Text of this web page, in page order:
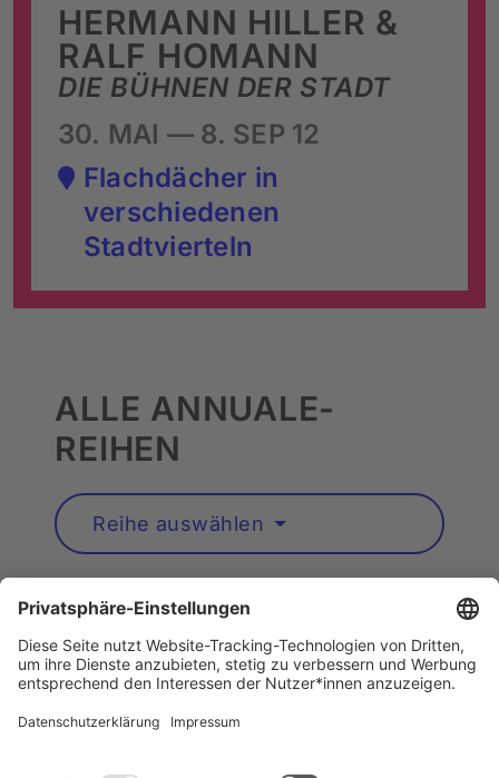
DIE BÜHNEN DER STADT
HERMANN HILLER &
RALF HOMANN
30. MAI — 8. SEP 12
Flachdächer in
verschiedenen
Stadtvierteln
ALLE ANNUALE-
REIHEN
Reihe auswählen
Künstler*innen A–Z
Instagram
Barrierefreiheit
Datenschutz